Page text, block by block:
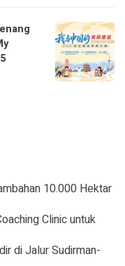
10.000 Hektar
Clinic untuk
di Jalur Sudirman-